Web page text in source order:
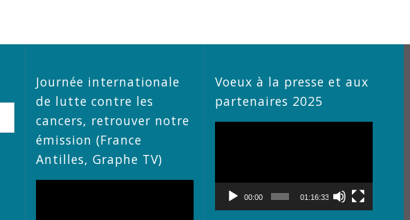
Journée internationale
de lutte contre les
cancers, retrouver notre
émission (France
Antilles, Graphe TV)
Voeux à la presse et aux
partenaires 2025
00:00 01:16:33